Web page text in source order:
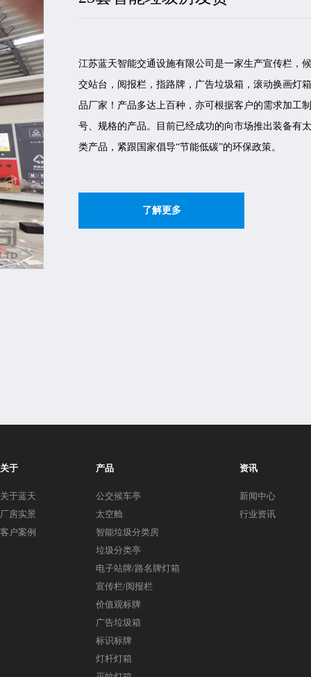
关于
关于蓝天
厂房实景
客户案例
产品
公交候车亭
太空舱
智能垃圾分类房
垃圾分类亭
电子站牌/路名牌灯箱
宣传栏/阅报栏
价值观标牌
广告垃圾箱
标识标牌
灯杆灯箱
资讯
新闻中心
行业资讯